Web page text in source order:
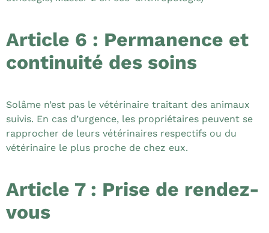
Article 6 : Permanence et
continuité des soins
Solâme n’est pas le vétérinaire traitant des animaux
suivis. En cas d’urgence, les propriétaires peuvent se
rapprocher de leurs vétérinaires respectifs ou du
vétérinaire le plus proche de chez eux.
Article 7 : Prise de rendez-
vous